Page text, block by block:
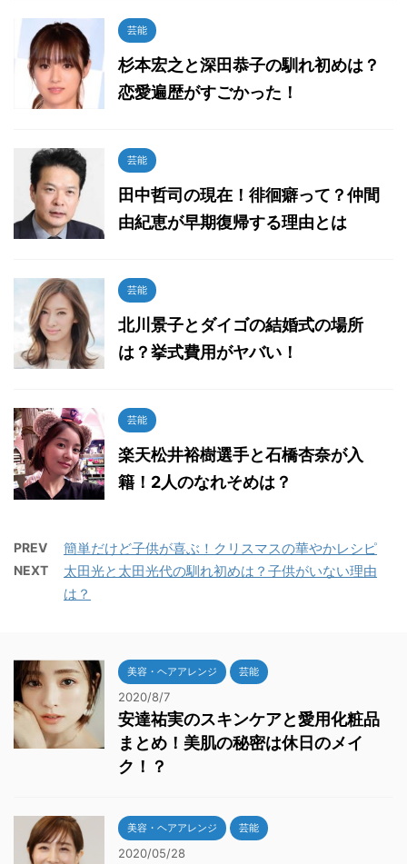
芸能
杉本宏之と深田恭子の馴れ初めは？
恋愛遍歴がすごかった！
芸能
田中哲司の現在！徘徊癖って？仲間
由紀恵が早期復帰する理由とは
芸能
北川景子とダイゴの結婚式の場所
は？挙式費用がヤバい！
芸能
楽天松井裕樹選手と石橋杏奈が入
籍！2人のなれそめは？
PREV 簡単だけど子供が喜ぶ！クリスマスの華やかレシピ
NEXT
太田光と太田光代の馴れ初めは？子供がいない理由
は？
美容・ヘアアレンジ 芸能
2020/8/7
安達祐実のスキンケアと愛用化粧品
まとめ！美肌の秘密は休日のメイ
ク！？
美容・ヘアアレンジ 芸能
2020/05/28